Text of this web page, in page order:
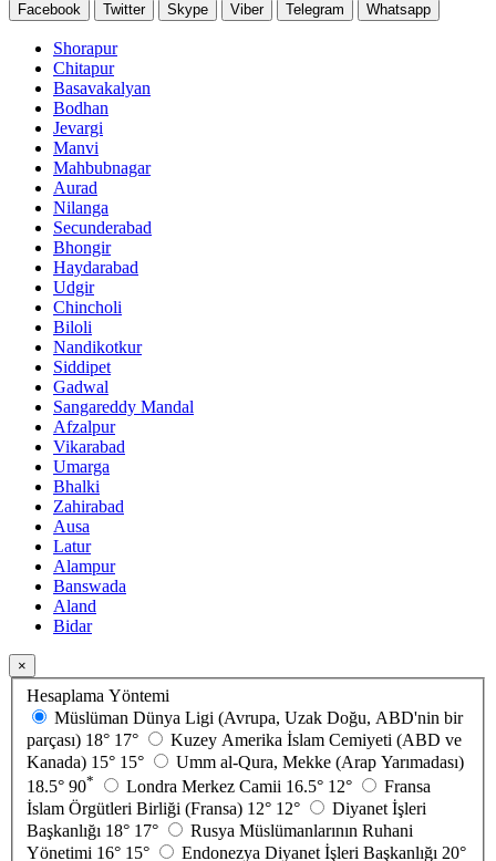
Facebook Twitter Skype Viber Telegram Whatsapp
Shorapur
Chitapur
Basavakalyan
Bodhan
Jevargi
Manvi
Mahbubnagar
Aurad
Nilanga
Secunderabad
Bhongir
Haydarabad
Udgir
Chincholi
Biloli
Nandikotkur
Siddipet
Gadwal
Sangareddy Mandal
Afzalpur
Vikarabad
Umarga
Bhalki
Zahirabad
Ausa
Latur
Alampur
Banswada
Aland
Bidar
×
Hesaplama Yöntemi
Müslüman Dünya Ligi (Avrupa, Uzak Doğu, ABD'nin bir
parçası) 18° 17°
Kuzey Amerika İslam Cemiyeti (ABD ve
Kanada) 15° 15°
Umm al-Qura, Mekke (Arap Yarımadası)
18.5° 90* Londra Merkez Camii 16.5° 12°
Fransa
İslam Örgütleri Birliği (Fransa) 12° 12°
Diyanet İşleri
Başkanlığı 18° 17°
Rusya Müslümanlarının Ruhani
Yönetimi 16° 15° Endonezya Diyanet İşleri Başkanlığı 20°